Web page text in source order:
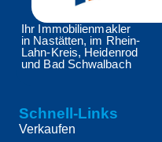
Ihr Immobilienmakler
in Nastätten, im Rhein-
Lahn-Kreis, Heidenrod
und Bad Schwalbach
Schnell-Links
Verkaufen